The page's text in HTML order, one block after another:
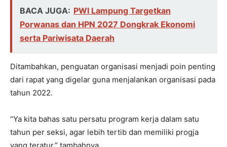
BACA JUGA: PWI Lampung Targetkan
Porwanas dan HPN 2027 Dongkrak Ekonomi
serta Pariwisata Daerah
Ditambahkan, penguatan organisasi menjadi poin penting
dari rapat yang digelar guna menjalankan organisasi pada
tahun 2022.
“Ya kita bahas satu persatu program kerja dalam satu
tahun per seksi, agar lebih tertib dan memiliki progja